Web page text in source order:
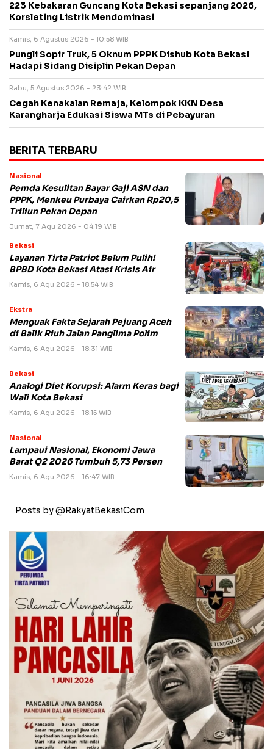
223 Kebakaran Guncang Kota Bekasi sepanjang 2026,
Korsleting Listrik Mendominasi
Kamis, 6 Agustus 2026 - 10:58 WIB
Pungli Sopir Truk, 5 Oknum PPPK Dishub Kota Bekasi
Hadapi Sidang Disiplin Pekan Depan
Rabu, 5 Agustus 2026 - 23:42 WIB
Cegah Kenakalan Remaja, Kelompok KKN Desa
Karangharja Edukasi Siswa MTs di Pebayuran
BERITA TERBARU
Nasional
Pemda Kesulitan Bayar Gaji ASN dan
PPPK, Menkeu Purbaya Cairkan Rp20,5
Triliun Pekan Depan
Jumat, 7 Agu 2026 - 04:19 WIB
Bekasi
Layanan Tirta Patriot Belum Pulih!
BPBD Kota Bekasi Atasi Krisis Air
Kamis, 6 Agu 2026 - 18:54 WIB
Ekstra
Menguak Fakta Sejarah Pejuang Aceh
di Balik Riuh Jalan Panglima Polim
Kamis, 6 Agu 2026 - 18:31 WIB
Bekasi
Analogi Diet Korupsi: Alarm Keras bagi
Wali Kota Bekasi
Kamis, 6 Agu 2026 - 18:15 WIB
Nasional
Lampaui Nasional, Ekonomi Jawa
Barat Q2 2026 Tumbuh 5,73 Persen
Kamis, 6 Agu 2026 - 16:47 WIB
Posts by @RakyatBekasiCom